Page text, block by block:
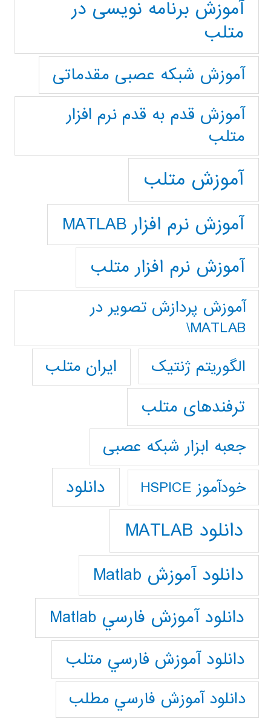
آموزش برنامه نویسی در
متلب
آموزش شبکه عصبی مقدماتی
آموزش قدم به قدم نرم افزار
متلب
آموزش متلب
آموزش نرم افزار MATLAB
آموزش نرم افزار متلب
آموزش پردازش تصوير در
MATLAB\
الگوریتم ژنتیک
ایران متلب
ترفندهای متلب
جعبه ابزار شبکه عصبی
خودآموز HSPICE دانلود
دانلود MATLAB
دانلود آموزش Matlab
دانلود آموزش فارسي Matlab
دانلود آموزش فارسي متلب
دانلود آموزش فارسي مطلب